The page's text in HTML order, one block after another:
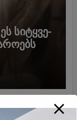
სი­ტყვე­